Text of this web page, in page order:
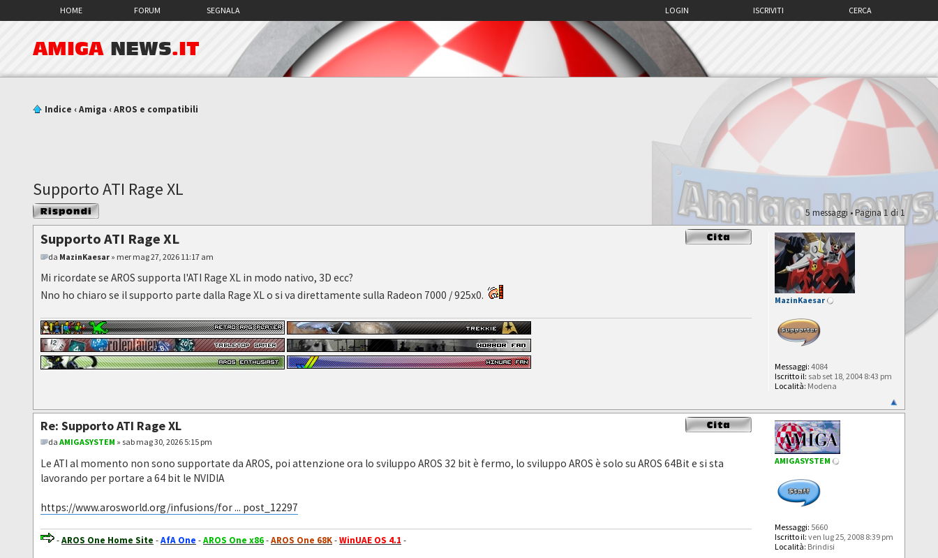
HOME FORUM SEGNALA CERCA
ISCRIVITI
LOGIN
AMIGA NEWS.IT
Indice ‹Amiga ‹AROS e compatibili
Supporto ATI Rage XL
Rispondi al
messaggio
5 messaggi • Pagina1 di1
Supporto ATI Rage XL
da MazinKaesar » mer mag 27, 2026 11:17 am
Mi ricordate se AROS supporta l'ATI Rage XL in modo nativo, 3D ecc?
Nno ho chiaro se il supporto parte dalla Rage XL o si va direttamente sulla Radeon 7000 / 925x0.
MazinKaesar
Messaggi: 4084
Iscritto il: sab set 18, 2004 8:43 pm
Località: Modena
Re: Supporto ATI Rage XL
daAMIGASYSTEM » sab mag 30, 2026 5:15 pm
Le ATI al momento non sono supportate da AROS, poi attenzione ora lo sviluppo AROS 32 bit è fermo, lo sviluppo AROS è solo su AROS 64Bit e si sta
lavorando per portare a 64 bit le NVIDIA
https://www.arosworld.org/infusions/for ... post_12297
-AROS One Home Site -AfA One -AROS One x86-AROS One 68K-WinUAE OS 4.1 -
AMIGASYSTEM
Messaggi: 5660
Iscritto il: ven lug 25, 2008 8:39 pm
Località: Brindisi